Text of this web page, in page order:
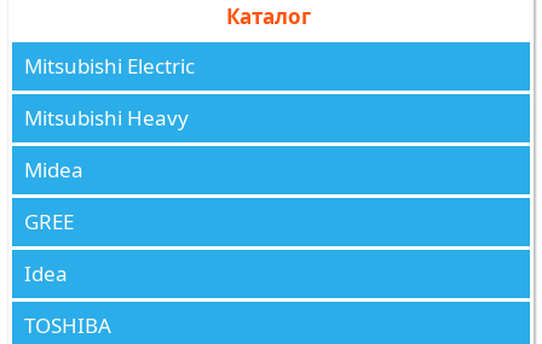
Каталог
Mitsubishi Electric
Mitsubishi Heavy
Midea
GREE
Idea
TOSHIBA